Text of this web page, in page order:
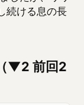
」を上げ
1ヶ月以